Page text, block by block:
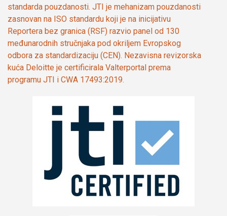
standarda pouzdanosti. JTI je mehanizam pouzdanosti
zasnovan na ISO standardu koji je na inicijativu
Reportera bez granica (RSF) razvio panel od 130
međunarodnih stručnjaka pod okriljem Evropskog
odbora za standardizaciju (CEN). Nezavisna revizorska
kuća Deloitte je certificirala Valterportal prema
programu JTI i CWA 17493:2019.